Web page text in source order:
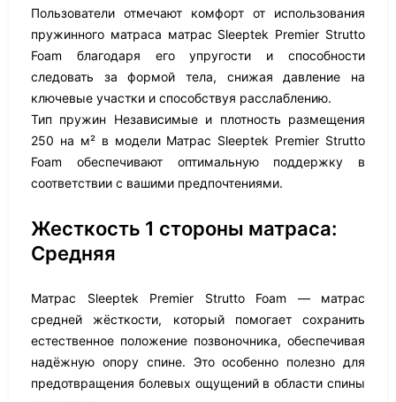
Пользователи отмечают комфорт от использования
пружинного матраса матрас Sleeptek Premier Strutto
Foam благодаря его упругости и способности
следовать за формой тела, снижая давление на
ключевые участки и способствуя расслаблению.
Тип пружин Независимые и плотность размещения
250 на м² в модели Матрас Sleeptek Premier Strutto
Foam обеспечивают оптимальную поддержку в
соответствии с вашими предпочтениями.
Жесткость 1 стороны матраса:
Средняя
Матрас Sleeptek Premier Strutto Foam — матрас
средней жёсткости, который помогает сохранить
естественное положение позвоночника, обеспечивая
надёжную опору спине. Это особенно полезно для
предотвращения болевых ощущений в области спины